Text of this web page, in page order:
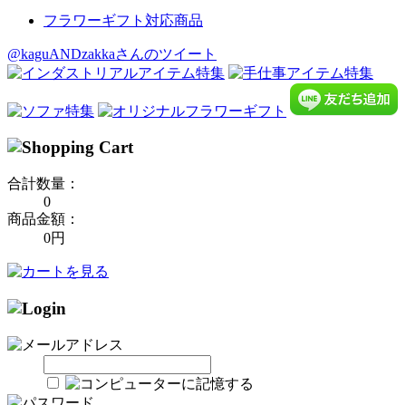
フラワーギフト対応商品
@kaguANDzakkaさんのツイート
合計数量：
0
商品金額：
0円